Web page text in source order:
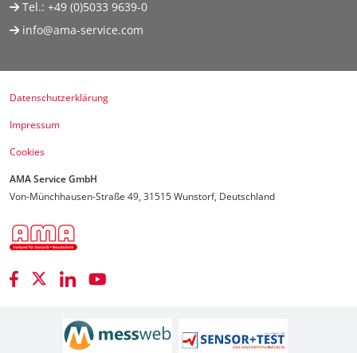
Tel.: +49 (0)5033 9639-0
info@ama-service.com
Datenschutzerklärung
Impressum
Cookies
AMA Service GmbH
Von-Münchhausen-Straße 49, 31515 Wunstorf, Deutschland